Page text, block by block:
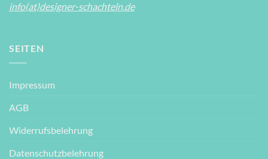
info(at)designer-schachteln.de
SEITEN
Impressum
AGB
Widerrufsbelehrung
Datenschutzbelehrung